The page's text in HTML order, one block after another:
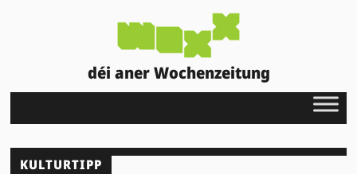
déi aner Wochenzeitung
KULTURTIPP